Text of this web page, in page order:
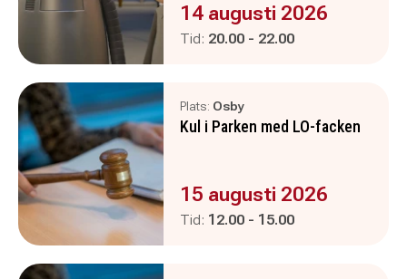
Evenemanget är :
14 augusti 2026
Tid: Pågår mellan
20.00 - och
22.00
Plats: Osby
Kul i Parken med LO-facken
Evenemanget är :
15 augusti 2026
Tid: Pågår mellan
12.00 - och
15.00